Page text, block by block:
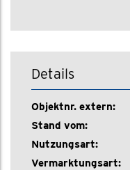
Details
Objektnr. extern:
Stand vom:
Nutzungsart:
Vermarktungsart: